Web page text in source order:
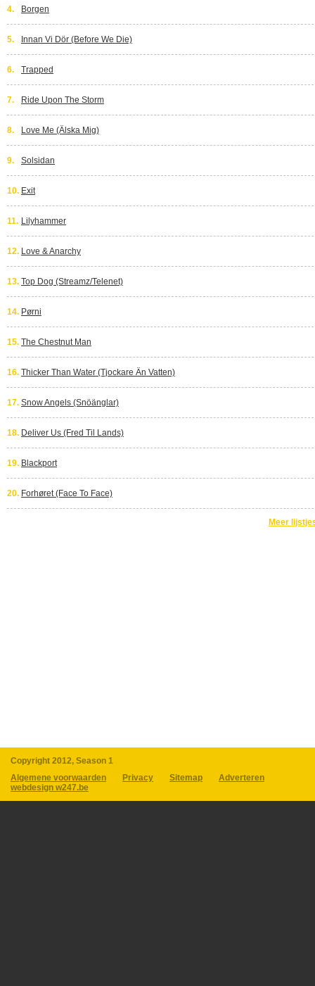
4. Borgen
5. Innan Vi Dör (Before We Die)
6. Trapped
7. Ride Upon The Storm
8. Love Me (Älska Mig)
9. Solsidan
10. Exit
11. Lilyhammer
12. Love & Anarchy
13. Top Dog (Streamz/Telenet)
14. Pørni
15. The Chestnut Man
16. Thicker Than Water (Tjockare Än Vatten)
17. Snow Angels (Snöänglar)
18. Deliver Us (Fred Til Lands)
19. Blackport
20. Forhøret (Face To Face)
Meer
Copyright 2012, Season 1
Algemene voorwaarden
Privacy Sitemap
Adverteren
webdesign w247.be